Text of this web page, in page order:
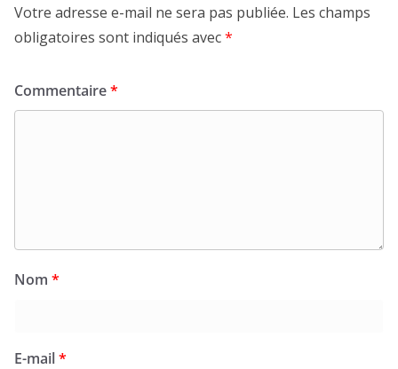
Votre adresse e-mail ne sera pas publiée. Les champs
obligatoires sont indiqués avec*
Commentaire*
Nom *
E-mail*